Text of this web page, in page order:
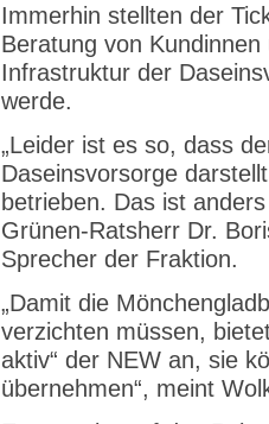
Immerhin stellten der
Beratung von
Infrastruktur der
werde.
„Leider ist es so, dass
Daseinsvorsorge
betrieben. Das ist
Grünen-Ratsherr Dr.
Sprecher der Fraktion.
„Damit die
verzichten müssen,
aktiv“ der NEW an, sie
übernehmen“, meint